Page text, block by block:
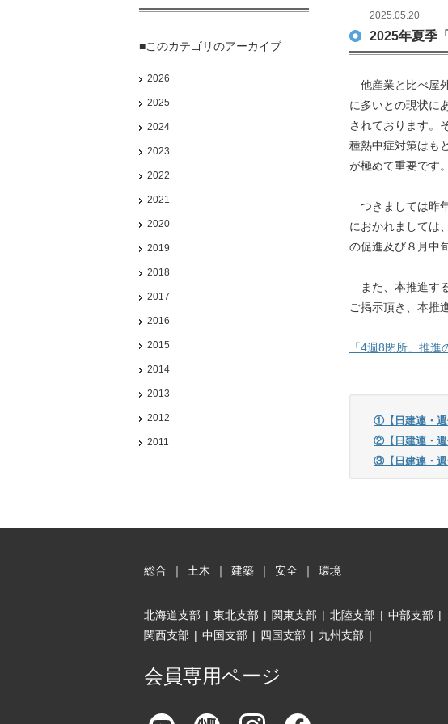
2025.05.20
2025年夏季
他産業と比べ屋
に多いとの現状に
されております。
種熱中症対策はも
が極めて重要です。
つきましては昨
におかれましては
の促進及び８月中
また、本推進す
ご掲示頂き、本推
「4週8閉所」推進
①【日建連・週
②【日建連・週
③【日建連・週
■このカテゴリのアーカイブ
2026
2025
2024
2023
2022
2021
2020
2019
2018
2017
2016
2015
2014
2013
2012
2011
総合 ｜ 土木 ｜ 建築 ｜ 安全 ｜ 環境
北海道支部 | 東北支部 | 関東支部 | 北陸支部 | 中部支部 |
関西支部 | 中国支部 | 四国支部 | 九州支部 |
会員専用ページ